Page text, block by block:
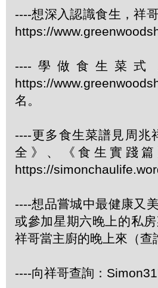
----想深入認識食生，祥
https://
----學做食生菜式
https://
名。
----更多食生菜譜見周兆
全》、《食生實踐篇
https://
----想品嘗城中最健康又
或參加星期六晚上的私
祥哥當主廚的晚上來（
----向祥哥查詢：